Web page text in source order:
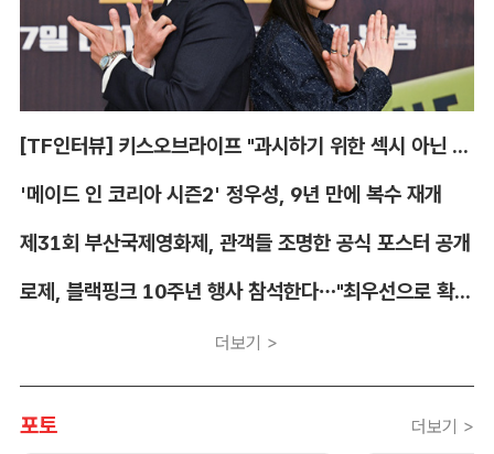
[TF인터뷰] 키스오브라이프 "과시하기 위한 섹시 아닌 당당함"
'메이드 인 코리아 시즌2' 정우성, 9년 만에 복수 재개
제31회 부산국제영화제, 관객들 조명한 공식 포스터 공개
로제, 블랙핑크 10주년 행사 참석한다…"최우선으로 확정"
더보기 >
포토 더보기 >